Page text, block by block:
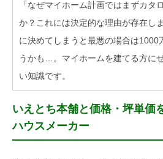
「なぜマイホーム計画ではまずカタ
か？これには決定的な理由が存在し
に決めてしまうと最悪の場合は1000
うかも…。マイホームを建てる方に
い知識です。
いえとち本舗と価格・坪単価
ハウスメーカー